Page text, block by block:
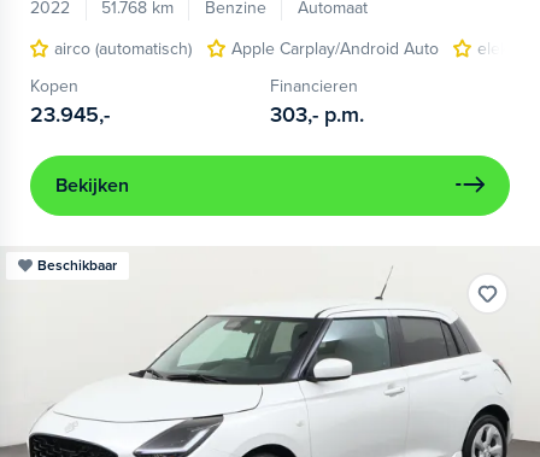
2022
51.768 km Benzine
Automaat
airco (automatisch)
Apple Carplay/Android Auto
Kopen
23.945,-
Financieren
303,- p.m.
Bekijken
Beschikbaar